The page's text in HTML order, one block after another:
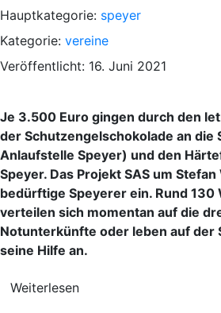
Hauptkategorie: speyer
Kategorie: vereine
Veröffentlicht: 16. Juni 2021
Je 3.500 Euro gingen durch den
der Schutzengelschokolade an die
Anlaufstelle Speyer) und den
Speyer. Das Projekt SAS um
bedürftige Speyerer ein. Rund 130
verteilen sich momentan auf die
Notunterkünfte oder leben auf der
seine Hilfe an.
Weiterlesen